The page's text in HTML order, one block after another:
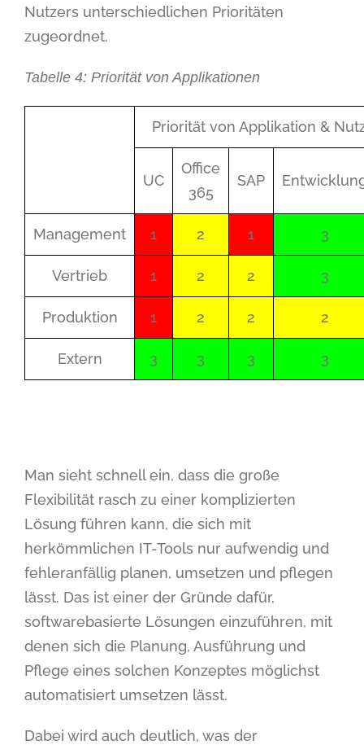
Nutzers unterschiedlichen Prioritäten
zugeordnet.
Tabelle 4: Priorität von Applikationen
Priorität von Applikation &
UC
Office
365
SAP
Management 1 2 1 3
Vertrieb 1 2 2 3
Produktion 1 2 2 2
Extern 3 3 3 3
Man sieht schnell ein, dass die große
Flexibilität rasch zu einer komplizierten
Lösung führen kann, die sich mit
herkömmlichen IT-Tools nur aufwendig und
fehleranfällig planen, umsetzen und pflegen
lässt. Das ist einer der Gründe dafür,
softwarebasierte Lösungen einzuführen, mit
denen sich die Planung, Ausführung und
Pflege eines solchen Konzeptes möglichst
automatisiert umsetzen lässt.
Dabei wird auch deutlich, was der